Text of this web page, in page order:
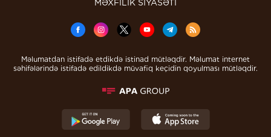
MƏXFİLİK SİYASƏTİ
Məlumatdan istifadə etdikdə istinad mütləqdir. Məlumat internet
səhifələrində istifadə edildikdə müvafiq keçidin qoyulması mütləqdir.